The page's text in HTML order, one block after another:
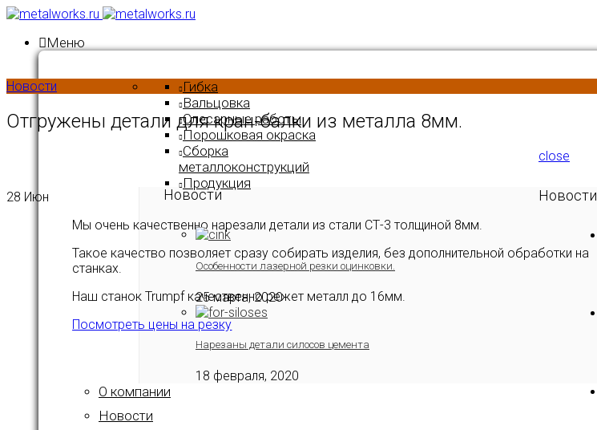
Меню
Гибка
Вальцовка
Слесарные работы
Порошковая окраска
Сборка
металлоконструкций
Продукция
Новости
Особенности лазерной резки оцинковки.
25 марта, 2020
Нарезаны детали силосов цемента
18 февраля, 2020
О компании
Новости
Новости
Отгружены детали для кран-балки из металла 8мм.
28 Июн
Мы очень качественно нарезали детали из стали СТ-3 толщиной 8мм.
Такое качество позволяет сразу собирать изделия, без дополнительной обработки на
станках.
Наш станок Trumpf качественно режет металл до 16мм.
Посмотреть цены на резку
close
Новости